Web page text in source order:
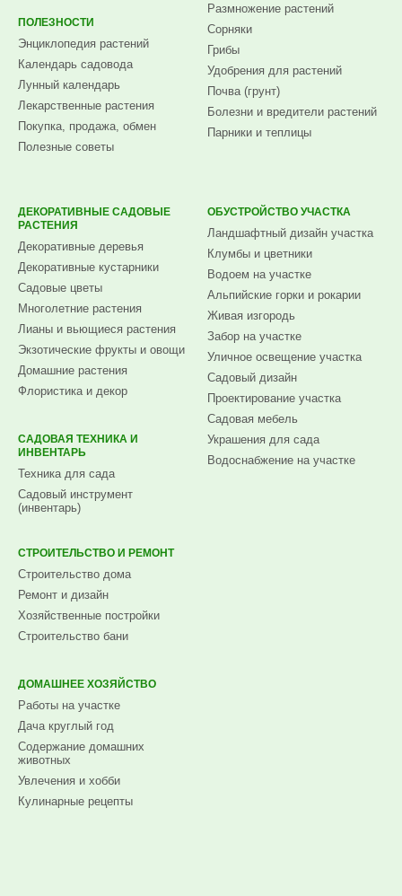
ПОЛЕЗНОСТИ
Энциклопедия растений
Календарь садовода
Лунный календарь
Лекарственные растения
Покупка, продажа, обмен
Полезные советы
Размножение растений
Сорняки
Грибы
Удобрения для растений
Почва (грунт)
Болезни и вредители растений
Парники и теплицы
ДЕКОРАТИВНЫЕ САДОВЫЕ
РАСТЕНИЯ
Декоративные деревья
Декоративные кустарники
Садовые цветы
Многолетние растения
Лианы и вьющиеся растения
Экзотические фрукты и овощи
Домашние растения
Флористика и декор
САДОВАЯ ТЕХНИКА И
ИНВЕНТАРЬ
Техника для сада
Садовый инструмент
(инвентарь)
ОБУСТРОЙСТВО УЧАСТКА
Ландшафтный дизайн участка
Клумбы и цветники
Водоем на участке
Альпийские горки и рокарии
Живая изгородь
Забор на участке
Уличное освещение участка
Садовый дизайн
Проектирование участка
Садовая мебель
Украшения для сада
Водоснабжение на участке
СТРОИТЕЛЬСТВО И РЕМОНТ
Строительство дома
Ремонт и дизайн
Хозяйственные постройки
Строительство бани
ДОМАШНЕЕ ХОЗЯЙСТВО
Работы на участке
Дача круглый год
Содержание домашних
животных
Увлечения и хобби
Кулинарные рецепты